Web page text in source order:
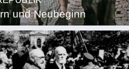
und Neubeginn